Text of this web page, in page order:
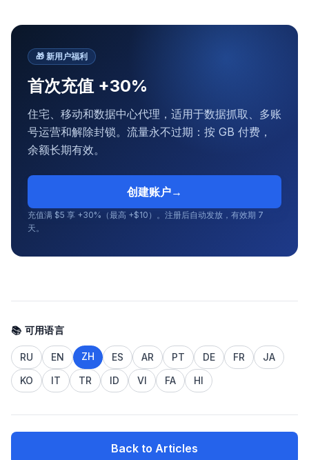
🎁 新用户福利
首次充值 +30%
住宅、移动和数据中心代理，适用于数据抓取、多账
号运营和解除封锁。流量永不过期：按 GB 付费，
余额长期有效。
创建账户→
充值满 $5 享 +30%（最高 +$10）。注册后自动发放，有效期 7
天。
📚 可用语言
RU EN ZH ES AR PT DE FR
JA
KO
IT TR ID VI FA HI
Back to Articles